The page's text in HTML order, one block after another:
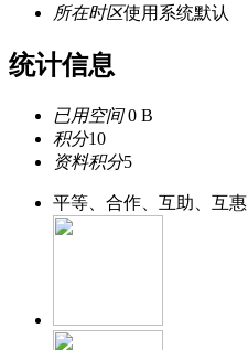
所在时区使用系统默认
统计信息
已用空间0 B
积分10
资料积分5
平等、合作、互助、互惠